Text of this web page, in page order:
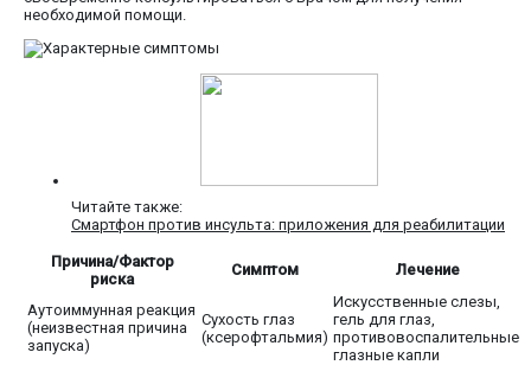
необходимой помощи.
Читайте также:
Смартфон против инсульта: приложения для реабилитации
Причина/Фактор
риска
Симптом Лечение
Аутоиммунная реакция
(неизвестная причина
запуска)
Сухость глаз
(ксерофтальмия)
Искусственные слезы,
гель для глаз,
противовоспалительные
глазные капли